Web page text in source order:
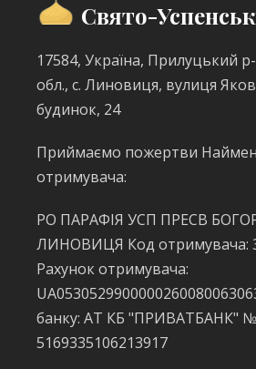
Свято-
17584, Україна, Прилуцький р-
обл., с. Линовиця, вулиця
будинок, 24
Приймаємо пожертви
отримувача:
РО ПАРАФІЯ УСП ПРЕСВ
ЛИНОВИЦЯ Код отримувача:
Рахунок отримувача:
банку: АТ КБ "ПРИВАТБАНК"
5169335106213917